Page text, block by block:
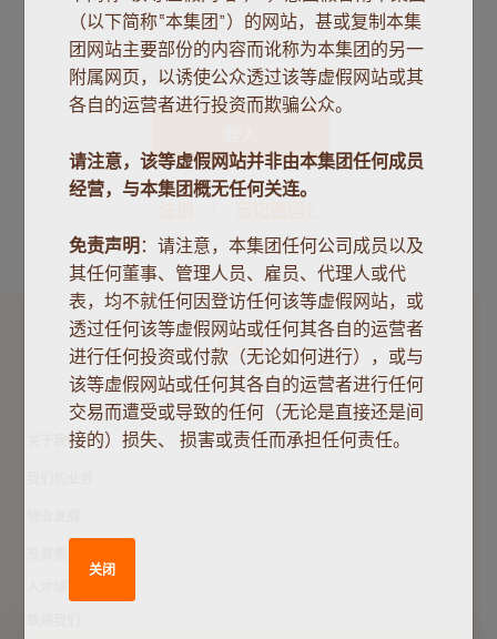
关于我们
（以下简称“本集团”）的网站，甚或复制本集
团网站主要部份的内容而讹称为本集团的另一
附属网页，以诱使公众透过该等虚假网站或其
各自的运营者进行投资而欺骗公众。
请注意，该等虚假网站并非由本集团任何成员
经营，与本集团概无任何关连。
免责声明：请注意，本集团任何公司成员以及
其任何董事、管理人员、雇员、代理人或代
表，均不就任何因登访任何该等虚假网站，或
透过任何该等虚假网站或任何其各自的运营者
进行任何投资或付款（无论如何进行），或与
该等虚假网站或任何其各自的运营者进行任何
交易而遭受或导致的任何（无论是直接还是间
接的）损失、 损害或责任而承担任何责任。
关闭